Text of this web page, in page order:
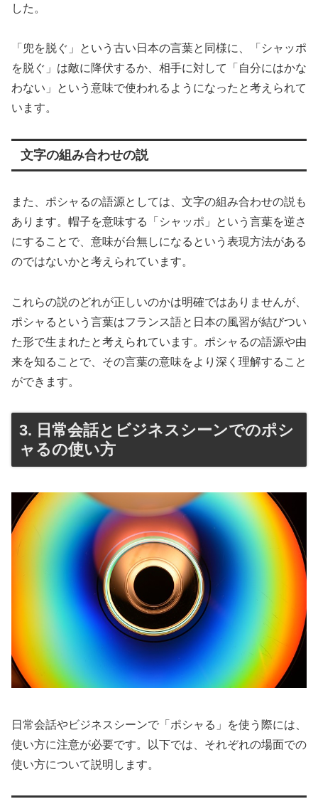
した。
「兜を脱ぐ」という古い日本の言葉と同様に、「シャッポ
を脱ぐ」は敵に降伏するか、相手に対して「自分にはかな
わない」という意味で使われるようになったと考えられて
います。
文字の組み合わせの説
また、ポシャるの語源としては、文字の組み合わせの説も
あります。帽子を意味する「シャッポ」という言葉を逆さ
にすることで、意味が台無しになるという表現方法がある
のではないかと考えられています。
これらの説のどれが正しいのかは明確ではありませんが、
ポシャるという言葉はフランス語と日本の風習が結びつい
た形で生まれたと考えられています。ポシャるの語源や由
来を知ることで、その言葉の意味をより深く理解すること
ができます。
3. 日常会話とビジネスシーンでのポシ
ャるの使い方
日常会話やビジネスシーンで「ポシャる」を使う際には、
使い方に注意が必要です。以下では、それぞれの場面での
使い方について説明します。